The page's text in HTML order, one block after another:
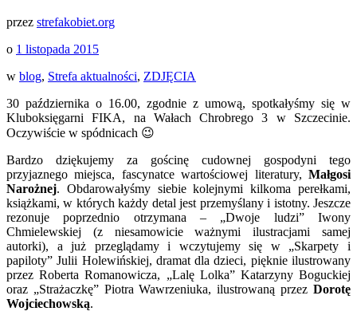
przez strefakobiet.org
o 1 listopada 2015
w blog, Strefa aktualności, ZDJĘCIA
30 października o 16.00, zgodnie z umową, spotkałyśmy się w
Kluboksięgarni FIKA, na Wałach Chrobrego 3 w Szczecinie.
Oczywiście w spódnicach 😉
Bardzo dziękujemy za gościnę cudownej gospodyni tego
przyjaznego miejsca, fascynatce wartościowej literatury, Małgosi
Narożnej. Obdarowałyśmy siebie kolejnymi kilkoma perełkami,
książkami, w których każdy detal jest przemyślany i istotny. Jeszcze
rezonuje poprzednio otrzymana – „Dwoje ludzi” Iwony
Chmielewskiej (z niesamowicie ważnymi ilustracjami samej
autorki), a już przeglądamy i wczytujemy się w „Skarpety i
papiloty” Julii Holewińskiej, dramat dla dzieci, pięknie ilustrowany
przez Roberta Romanowicza, „Lalę Lolka” Katarzyny Boguckiej
oraz „Strażaczkę” Piotra Wawrzeniuka, ilustrowaną przez Dorotę
Wojciechowską.